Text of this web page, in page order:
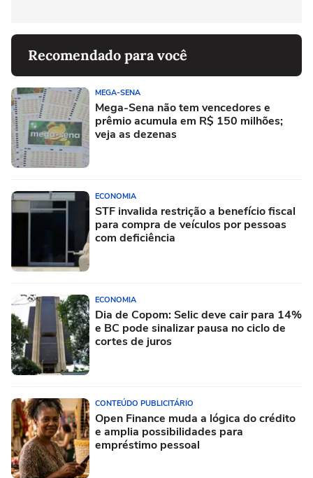
Recomendado para você
MEGA-SENA
Mega-Sena não tem vencedores e
prêmio acumula em R$ 150 milhões;
veja as dezenas
ECONOMIA
STF invalida restrição a benefício fiscal
para compra de veículos por pessoas
com deficiência
ECONOMIA
Dia de Copom: Selic deve cair para 14%
e BC pode sinalizar pausa no ciclo de
cortes de juros
CONTEÚDO PUBLICITÁRIO
Open Finance muda a lógica do crédito
e amplia possibilidades para
empréstimo pessoal